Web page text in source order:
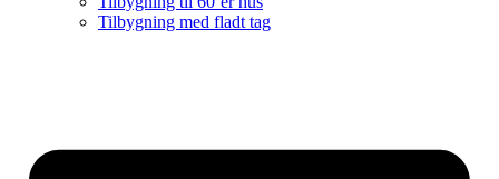
Tilbygning med fladt tag